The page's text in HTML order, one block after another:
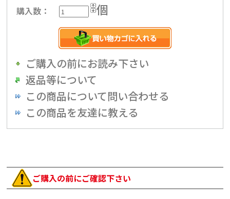
購入数： 個
ご購入の前にお読み下さい
返品等について
この商品について問い合わせる
この商品を友達に教える
ご購入の前にご確認下さい